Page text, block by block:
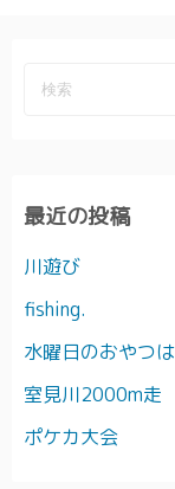
最近の投稿
川遊び
fishing.
水曜日のおやつ
室見川2000m走
ポケカ大会